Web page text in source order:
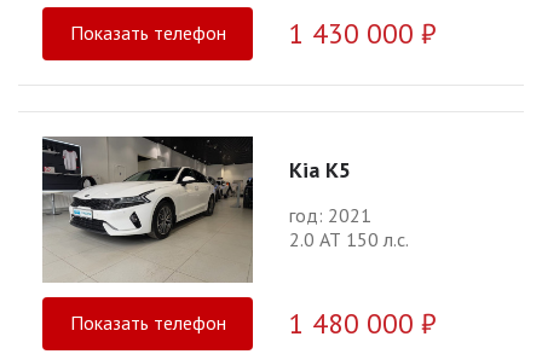
Показать телефон 1 430 000 ₽
Kia K5
год: 2021
2.0 АТ 150 л.с.
Показать телефон 1 480 000 ₽